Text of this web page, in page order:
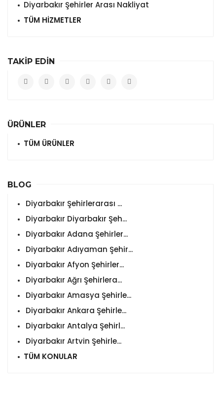
Diyarbakır Şehirler Arası Nakliyat
TÜM HİZMETLER
TAKİP EDİN
ÜRÜNLER
TÜM ÜRÜNLER
BLOG
Diyarbakır Şehirlerarası ...
Diyarbakır Diyarbakır Şeh...
Diyarbakır Adana Şehirler...
Diyarbakır Adıyaman Şehir...
Diyarbakır Afyon Şehirler...
Diyarbakır Ağrı Şehirlera...
Diyarbakır Amasya Şehirle...
Diyarbakır Ankara Şehirle...
Diyarbakır Antalya Şehirl...
Diyarbakır Artvin Şehirle...
TÜM KONULAR